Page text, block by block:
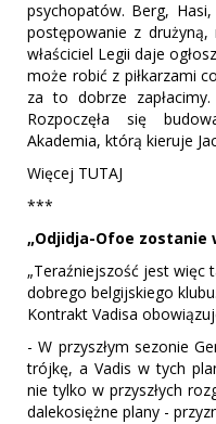
psychopatów. Berg,
postępowanie z drużyną,
właściciel Legii daje
może robić z piłkarzami
za to dobrze
Rozpoczęła się
Akademia, którą kieruje
Więcej TUTAJ
***
„Odjidja-Ofoe zostanie
„Teraźniejszość jest więc
dobrego belgijskiego
Kontrakt Vadisa
- W przyszłym sezonie
trójkę, a Vadis w tych
nie tylko w przyszłych
dalekosiężne plany -